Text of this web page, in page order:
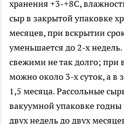
хранения +3-+8С,
сыр в закрытой упаковке
месяцев, при вскрытии
уменьшается до 2-х
свежими не так долго; при
можно около 3-х суток, а в
1,5 месяца. Рассольные
вакуумной упаковке
двух недель до двух